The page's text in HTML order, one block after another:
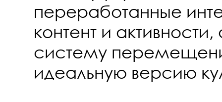
переработанные
контент и
систему
идеальную версию